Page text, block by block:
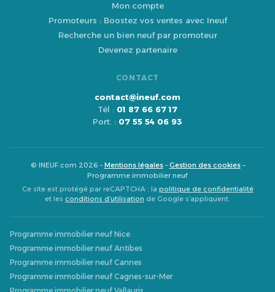
Mon compte
Promoteurs : Boostez vos ventes avec Ineuf
Recherche un bien neuf par promoteur
Devenez partenaire
CONTACT
contact@ineuf.com
Tél : 01 87 66 67 17
Port. : 07 55 54 06 93
© INEUF.com 2026 –Mentions légales–Gestion des cookies–
Programme immobilier neuf
Ce site est protégé par reCAPTCHA : la politique de confidentialité
et les conditions d’utilisation de Google s’appliquent.
Programme immobilier neuf Nice
Programme immobilier neuf Antibes
Programme immobilier neuf Cannes
Programme immobilier neuf Cagnes-sur-Mer